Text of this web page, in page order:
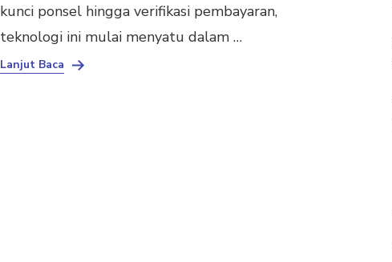
kunci ponsel hingga verifikasi pembayaran,
teknologi ini mulai menyatu dalam …
Lanjut Baca